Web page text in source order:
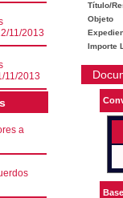
11/2013
11/2013
a
Título/
Objeto
Importe